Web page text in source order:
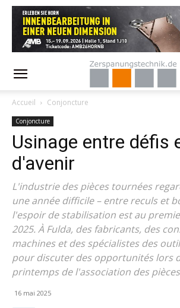
Accueil Conjoncture
Conjoncture
Usinage entre défis
d'avenir
L'industrie des pièces tournées
une année difficile – entre reculs et
l'espoir de stabilisation est au
2025. À Fulda, des fabricants, des
machines et des spécialistes des
pour discuter des opportunités lors
printemps de l'association des
16 mai 2025